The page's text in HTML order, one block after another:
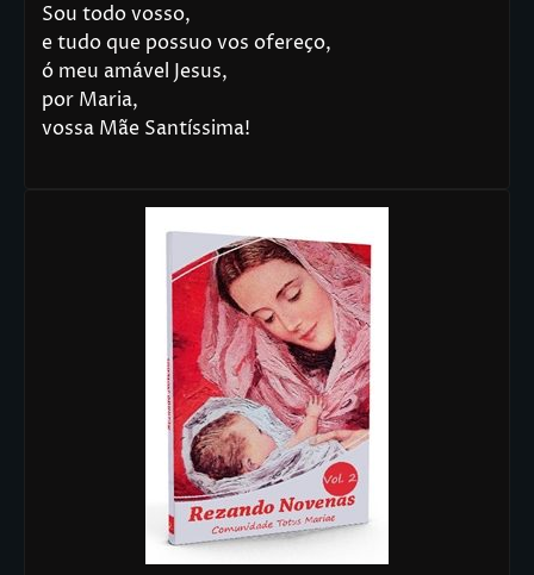
Sou todo vosso,
e tudo que possuo vos ofereço,
ó meu amável Jesus,
por Maria,
vossa Mãe Santíssima!